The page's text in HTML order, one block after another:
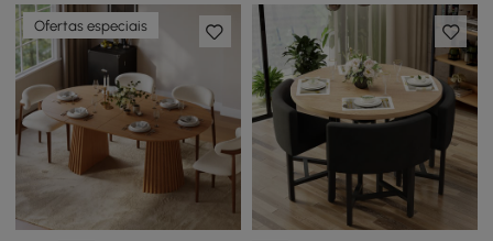
Ofertas especiais